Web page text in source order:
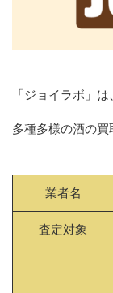
「ジョイラボ」
多種多様の酒の買
業者名
査定対象